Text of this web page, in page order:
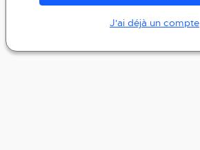
J'ai déjà un compte